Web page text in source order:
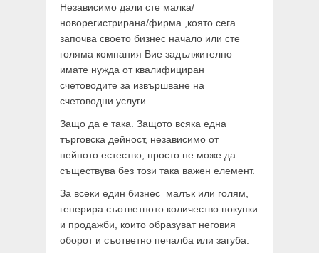
Независимо дали сте малка/
новорегистрирана/фирма ,която сега
започва своето бизнес начало или сте
голяма компания Вие задължително
имате нужда от квалифициран
счетоводите за извършване на
счетоводни услуги.
Защо да е така. Защото всяка една
търговска дейност, независимо от
нейното естество, просто не може да
съществува без този така важен елемент.
За всеки един бизнес малък или голям,
генерира съответното количество покупки
и продажби, които образуват неговия
оборот и съответно печалба или загуба.